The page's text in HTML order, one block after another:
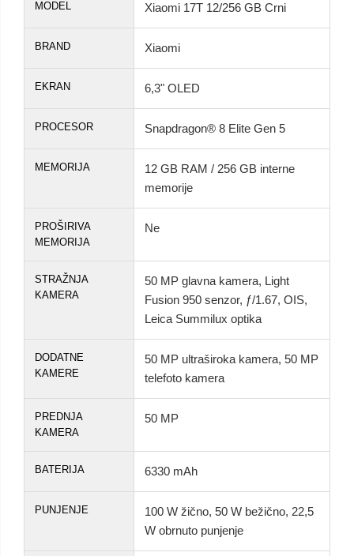
MODEL Xiaomi 17T 12/256 GB Crni
BRAND Xiaomi
EKRAN 6,3" OLED
PROCESOR Snapdragon® 8 Elite Gen 5
MEMORIJA
12 GB RAM / 256 GB interne
memorije
PROŠIRIVA
MEMORIJA
Ne
STRAŽNJA
KAMERA
50 MP glavna kamera, Light
Fusion 950 senzor, ƒ/1.67, OIS,
Leica Summilux optika
DODATNE
KAMERE
50 MP ultraširoka kamera, 50 MP
telefoto kamera
PREDNJA
KAMERA
50 MP
BATERIJA 6330 mAh
PUNJENJE
100 W žično, 50 W bežično, 22,5
W obrnuto punjenje